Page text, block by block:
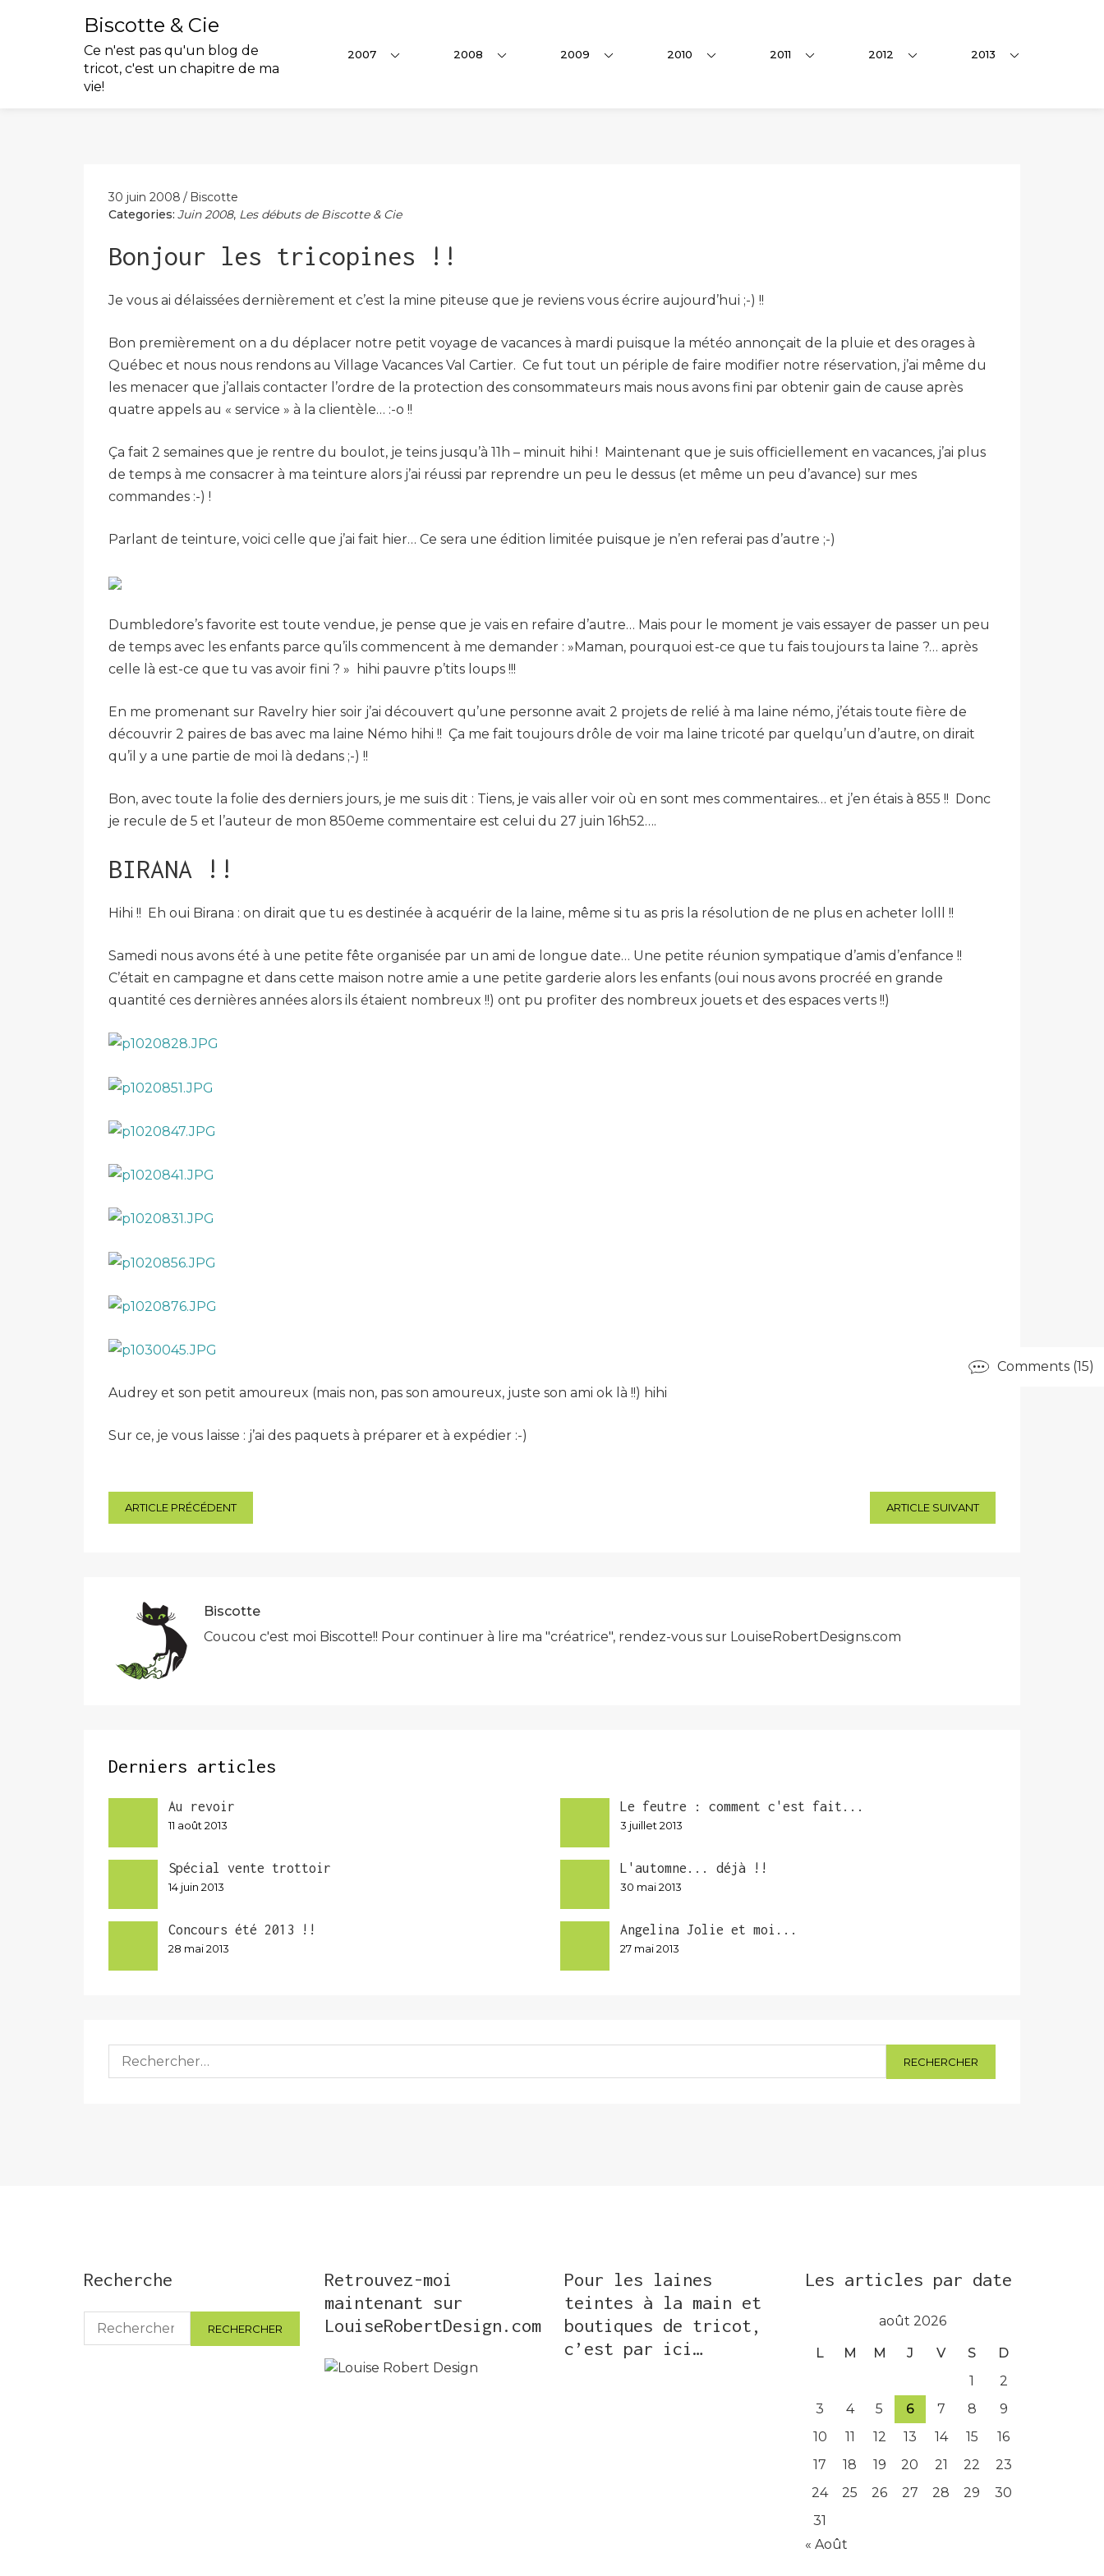
Biscotte & Cie
Ce n'est pas qu'un blog de
tricot, c'est un chapitre de ma
vie!
2007 2008 2009 2010 2011 2012 2013
30 juin 2008
Biscotte
Categories: Juin 2008, Les débuts de Biscotte & Cie
Bonjour les tricopines !!
Je vous ai délaissées dernièrement et c’est la mine piteuse que je reviens vous écrire aujourd’hui ;-) !!
Bon premièrement on a du déplacer notre petit voyage de vacances à mardi puisque la météo annonçait de la pluie et des orages à
Québec et nous nous rendons au Village Vacances Val Cartier. Ce fut tout un périple de faire modifier notre réservation, j’ai même du
les menacer que j’allais contacter l’ordre de la protection des consommateurs mais nous avons fini par obtenir gain de cause après
quatre appels au « service » à la clientèle… :-o !!
Ça fait 2 semaines que je rentre du boulot, je teins jusqu’à 11h – minuit hihi ! Maintenant que je suis officiellement en vacances, j’ai plus
de temps à me consacrer à ma teinture alors j’ai réussi par reprendre un peu le dessus (et même un peu d’avance) sur mes
commandes :-) !
Parlant de teinture, voici celle que j’ai fait hier… Ce sera une édition limitée puisque je n’en referai pas d’autre ;-)
Dumbledore’s favorite est toute vendue, je pense que je vais en refaire d’autre… Mais pour le moment je vais essayer de passer un peu
de temps avec les enfants parce qu’ils commencent à me demander : »Maman, pourquoi est-ce que tu fais toujours ta laine ?… après
celle là est-ce que tu vas avoir fini ? » hihi pauvre p’tits loups !!!
En me promenant sur Ravelry hier soir j’ai découvert qu’une personne avait 2 projets de relié à ma laine némo, j’étais toute fière de
découvrir 2 paires de bas avec ma laine Némo hihi !! Ça me fait toujours drôle de voir ma laine tricoté par quelqu’un d’autre, on dirait
qu’il y a une partie de moi là dedans ;-) !!
Bon, avec toute la folie des derniers jours, je me suis dit : Tiens, je vais aller voir où en sont mes commentaires… et j’en étais à 855 !! Donc
je recule de 5 et l’auteur de mon 850eme commentaire est celui du 27 juin 16h52….
BIRANA !!
Hihi !! Eh oui Birana : on dirait que tu es destinée à acquérir de la laine, même si tu as pris la résolution de ne plus en acheter lolll !!
Samedi nous avons été à une petite fête organisée par un ami de longue date… Une petite réunion sympatique d’amis d’enfance !!
C’était en campagne et dans cette maison notre amie a une petite garderie alors les enfants (oui nous avons procréé en grande
quantité ces dernières années alors ils étaient nombreux !!) ont pu profiter des nombreux jouets et des espaces verts !!)
Audrey et son petit amoureux (mais non, pas son amoureux, juste son ami ok là !!) hihi
Sur ce, je vous laisse : j’ai des paquets à préparer et à expédier :-)
Navigation
ARTICLE PRÉCÉDENT ARTICLE SUIVANT
Biscotte
Coucou c'est moi Biscotte!! Pour continuer à lire ma "créatrice", rendez-vous sur LouiseRobertDesigns.com
Derniers articles
Au revoir
11 août 2013
Le feutre : comment c'est fait...
3 juillet 2013
Spécial vente trottoir
14 juin 2013
L'automne... déjà !!
30 mai 2013
Concours été 2013 !!
28 mai 2013
Angelina Jolie et moi...
27 mai 2013
Rechercher :
Comments (15)
Recherche
Rechercher :
Retrouvez-moi
maintenant sur
LouiseRobertDesign.com
Pour les laines
teintes à la main et
boutiques de tricot,
c’est par ici…
Les articles par date
août 2026
L M M J V S
D
1
2
3
4 5 6 7 8
9
10
11 12 13 14 15
16
17
18 19 20 21 22
23
24
25 26 27 28 29
30
31
« Août